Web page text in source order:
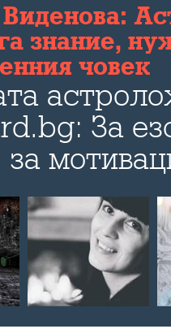
знание,
човек
За
с
радости